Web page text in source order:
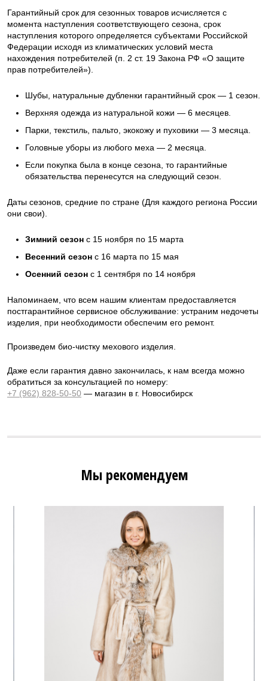
Гарантийный срок для сезонных товаров исчисляется с
момента наступления соответствующего сезона, срок
наступления которого определяется субъектами Российской
Федерации исходя из климатических условий места
нахождения потребителей (п. 2 ст. 19 Закона РФ «О защите
прав потребителей»).
Шубы, натуральные дубленки гарантийный срок — 1 сезон.
Верхняя одежда из натуральной кожи — 6 месяцев.
Парки, текстиль, пальто, экокожу и пуховики — 3 месяца.
Головные уборы из любого меха — 2 месяца.
Если покупка была в конце сезона, то гарантийные
обязательства перенесутся на следующий сезон.
Даты сезонов, средние по стране (Для каждого региона России
они свои).
Зимний сезон с 15 ноября по 15 марта
Весенний сезон с 16 марта по 15 мая
Осенний сезон с 1 сентября по 14 ноября
Напоминаем, что всем нашим клиентам предоставляется
постгарантийное сервисное обслуживание: устраним недочеты
изделия, при необходимости обеспечим его ремонт.
Произведем био-чистку мехового изделия.
Даже если гарантия давно закончилась, к нам всегда можно
обратиться за консультацией по номеру:
+7 (962) 828-50-50 — магазин в г. Новосибирск
Мы рекомендуем